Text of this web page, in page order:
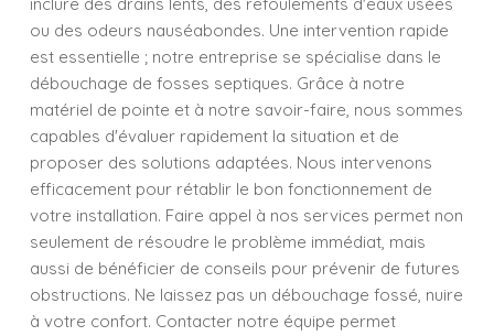
ou des odeurs nauséabondes. Une intervention rapide
est essentielle ; notre entreprise se spécialise dans le
débouchage de fosses septiques. Grâce à notre
matériel de pointe et à notre savoir-faire, nous sommes
capables d'évaluer rapidement la situation et de
proposer des solutions adaptées. Nous intervenons
efficacement pour rétablir le bon fonctionnement de
votre installation. Faire appel à nos services permet non
seulement de résoudre le problème immédiat, mais
aussi de bénéficier de conseils pour prévenir de futures
obstructions. Ne laissez pas un débouchage fossé, nuire
à votre confort. Contacter notre équipe permet